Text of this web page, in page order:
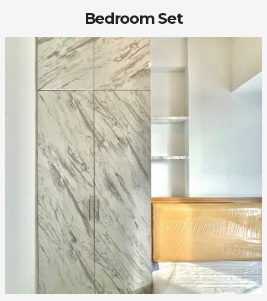
Bedroom Set